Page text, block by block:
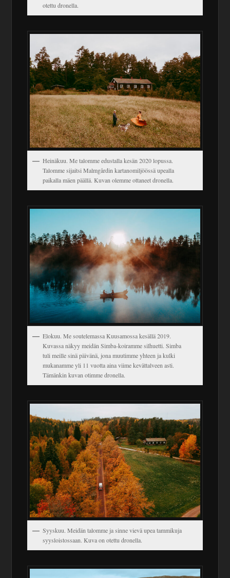
otettu dronella.
Heinäkuu. Me talomme edustalla kesän 2020 lopussa.
Talomme sijaitsi Malmgårdin kartanomiljöössä upealla
paikalla mäen päällä. Kuvan olemme ottaneet dronella.
Elokuu. Me soutelemassa Kuusamossa kesällä 2019.
Kuvassa näkyy meidän Simba-koiramme silhuetti. Simba
tuli meille sinä päivänä, jona muutimme yhteen ja kulki
mukanamme yli 11 vuotta aina viime kevättalveen asti.
Tämänkin kuvan otimme dronella.
Syyskuu. Meidän talomme ja sinne vievä upea tammikuja
syysloistossaan. Kuva on otettu dronella.